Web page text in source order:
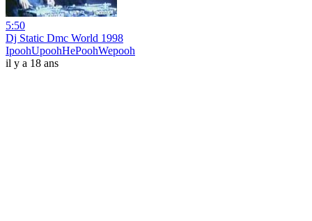
5:50
Dj Static Dmc World 1998
IpoohUpoohHePoohWepooh
il y a 18 ans